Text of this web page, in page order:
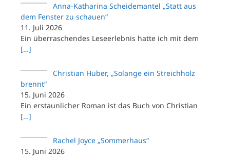
Anna-Katharina Scheidemantel „Statt aus
dem Fenster zu schauen“
11. Juli 2026
Ein überraschendes Leseerlebnis hatte ich mit dem
[…]
Christian Huber, „Solange ein Streichholz
brennt“
15. Juni 2026
Ein erstaunlicher Roman ist das Buch von Christian
[…]
Rachel Joyce „Sommerhaus“
15. Juni 2026